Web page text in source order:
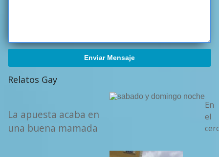
Enviar Mensaje
Relatos Gay
La apuesta acaba en
una buena mamada
En
el